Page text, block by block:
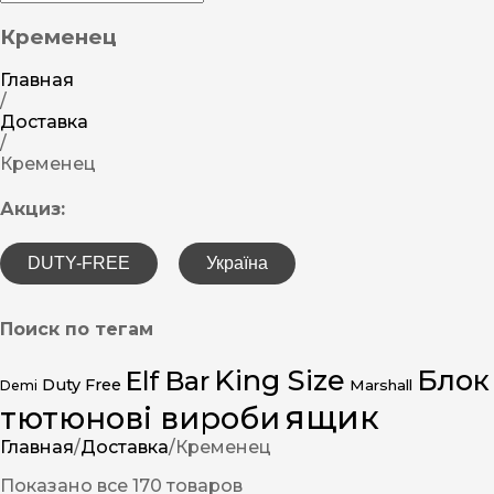
Кременец
Главная
/
Доставка
/
Кременец
Акциз:
DUTY-FREE Україна
Поиск по тегам
Demi Duty Free Elf Bar King Size Marshall Блок
тютюнові вироби ящик
Главная/Доставка/Кременец
Показано все 170 товаров